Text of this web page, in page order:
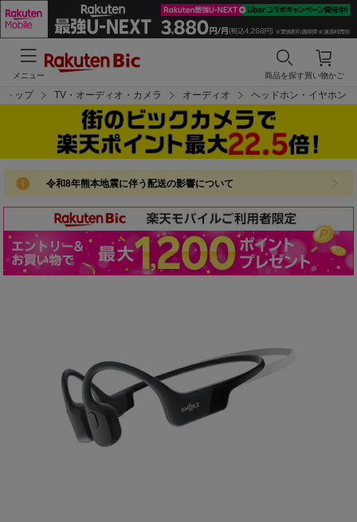
買い物かご
商品を探す
メニュー
トップ TV・オーディオ・カメラ オーディオ ヘッドホン・イヤホン
令和8年熊本地震に伴う配送の影響について